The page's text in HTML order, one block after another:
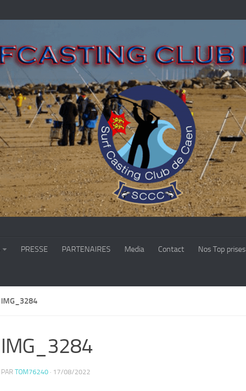
PRESSE PARTENAIRES Media Contact Nos Top prises
IMG_3284
IMG_3284
PAR TOM76240 · 17/08/2022